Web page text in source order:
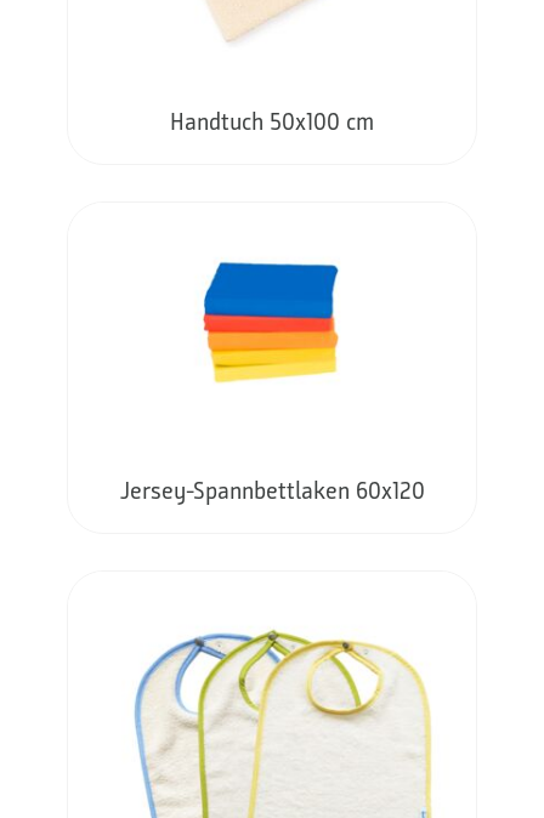
Handtuch 50x100 cm
Jersey-Spannbettlaken 60x120